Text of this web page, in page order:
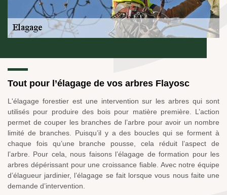
Tout pour l’élagage de vos arbres Flayosc
L'élagage forestier est une intervention sur les arbres qui sont
utilisés pour produire des bois pour matière première. L’action
permet de couper les branches de l’arbre pour avoir un nombre
limité de branches. Puisqu’il y a des boucles qui se forment à
chaque fois qu’une branche pousse, cela réduit l’aspect de
l’arbre. Pour cela, nous faisons l’élagage de formation pour les
arbres dépérissant pour une croissance fiable. Avec notre équipe
d’élagueur jardinier, l’élagage se fait lorsque vous nous faite une
demande d’intervention.